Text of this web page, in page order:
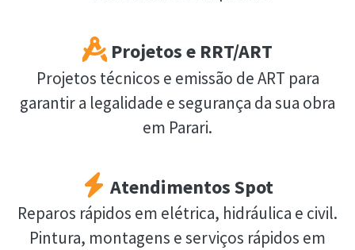
Projetos e RRT/ART
Projetos técnicos e emissão de ART para
garantir a legalidade e segurança da sua obra
em Parari.
Atendimentos Spot
Reparos rápidos em elétrica, hidráulica e civil.
Pintura, montagens e serviços rápidos em